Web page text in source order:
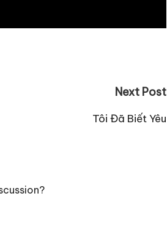
Next Post
Tôi Đã Biết Yêu